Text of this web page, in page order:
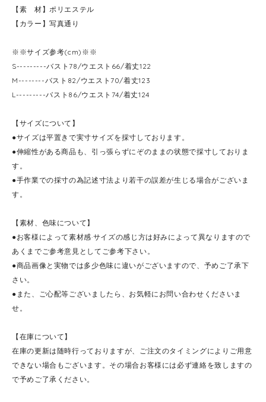
【素 材】ポリエステル
【カラー】写真通り
※※サイズ参考(cm)※※
S---------バスト78/ウエスト66/着丈122
M--------バスト82/ウエスト70/着丈123
L---------バスト86/ウエスト74/着丈124
【サイズについて】
●サイズは平置きで実寸サイズを採寸しております。
●伸縮性がある商品も、引っ張らずにぞのままの状態で採寸しておりま
す。
●手作業での採寸の為記述寸法より若干の誤差が生じる場合がございま
す。
【素材、色味について】
●お客様によって素材感·サイズの感じ方は好みによって異なりますので
あくまでご参考意見としてご参考下さい。
●商品画像と実物では多少色味に違いがございますので、予めご了承下
さい。
●また、ご心配等ございましたら、お気軽にお問い合わせくださいま
せ。
【在庫について】
在庫の更新は随時行っておりますが、ご注文のタイミングによりご用意
できない場合もございます。その場合お客様には必ず連絡を致しますの
で予めご了承ください。